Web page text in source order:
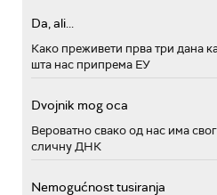
Da, ali...
Како преживети прва три дана
шта нас припрема ЕУ
Dvojnik mog oca
Вероватно свако од нас има
сличну ДНК
Nemogućnost tusiranja